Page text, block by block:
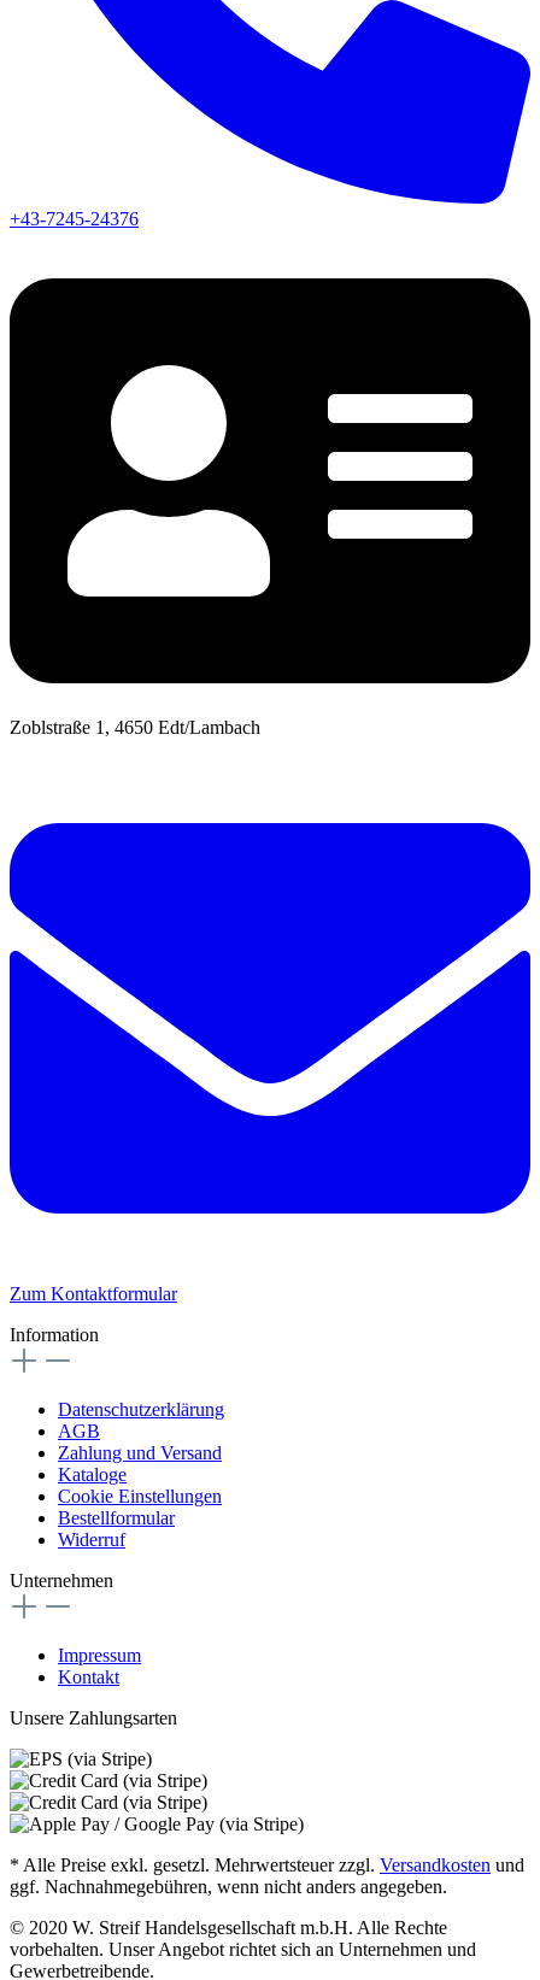
+43-7245-24376
Zoblstraße 1, 4650 Edt/Lambach
Zum Kontaktformular
Information
Datenschutzerklärung
AGB
Zahlung und Versand
Kataloge
Cookie Einstellungen
Bestellformular
Widerruf
Unternehmen
Impressum
Kontakt
Unsere Zahlungsarten
* Alle Preise exkl. gesetzl. Mehrwertsteuer zzgl. Versandkosten und
ggf. Nachnahmegebühren, wenn nicht anders angegeben.
© 2020 W. Streif Handelsgesellschaft m.b.H. Alle Rechte
vorbehalten. Unser Angebot richtet sich an Unternehmen und
Gewerbetreibende.